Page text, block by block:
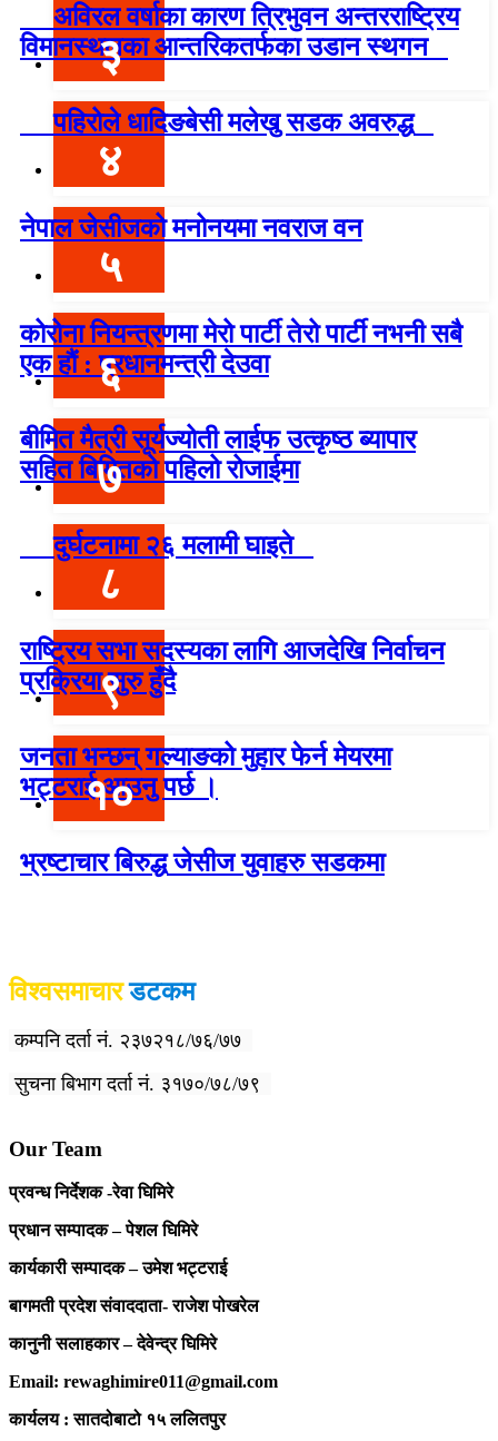
अविरल वर्षाका कारण त्रिभुवन अन्तरराष्ट्रिय
विमानस्थलका आन्तरिकतर्फका उडान स्थगन
३
पहिरोले धादिङबेसी मलेखु सडक अवरुद्ध
४
नेपाल जेसीजको मनोनयमा नवराज वन
५
कोरोना नियन्त्रणमा मेरो पार्टी तेरो पार्टी नभनी सबै
एक हौं : प्रधानमन्त्री देउवा
६
बीमित मैत्री सूर्यज्योती लाईफ उत्कृष्ठ ब्यापार
सहित बिमितको पहिलो रोजाईमा
७
दुर्घटनामा २६ मलामी घाइते
८
राष्ट्रिय सभा सदस्यका लागि आजदेखि निर्वाचन
प्रक्रिया सुरु हुँदै
९
जनता भन्छन् गल्याङको मुहार फेर्न मेयरमा
भट्टराई आउनु पर्छ ।
१०
भ्रष्टाचार बिरुद्ध जेसीज युवाहरु सडकमा
विश्वसमाचारडटकम
कम्पनि दर्ता नं. २३७२१८/७६/७७
सुचना बिभाग दर्ता नं. ३१७०/७८/७९
Our Team
प्रवन्ध निर्देशक -रेवा घिमिरे
प्रधान सम्पादक – पेशल घिमिरे
कार्यकारी सम्पादक – उमेश भट्टराई
बागमती प्रदेश संवाददाता- राजेश पोखरेल
कानुनी सलाहकार – देवेन्द्र घिमिरे
Email: rewaghimire011@gmail.com
कार्यलय : सातदोबाटो १५ ललितपुर